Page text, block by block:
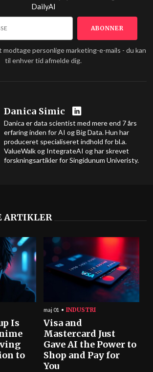
DailyAI
modtage personlige marketing-e-mails - du kan
til enhver tid afmelde dig.
Danica Simic
Danica er data scientist med mere end 7 års
erfaring inden for AI og Big Data. Hun har
produceret specialiseret indhold for bl.a.
ValueWalk og IntegrateAI og har skrevet
forskningsartikler for Singidunum Univeristy.
ARTIKLER
Is
to
maj 01 INDUSTRI
Visa and
Mastercard Just
Gave AI the Power to
Shop and Pay for
You